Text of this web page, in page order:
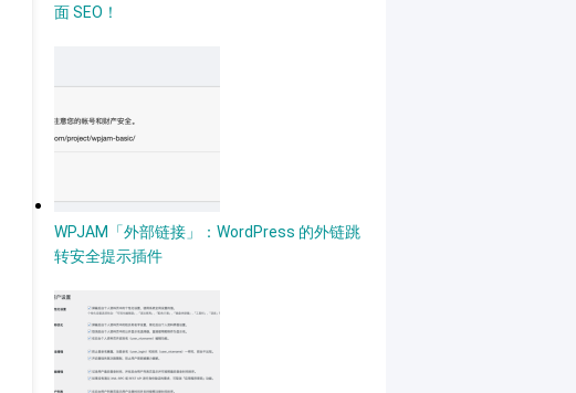
面 SEO！
WPJAM「外部链接」：WordPress 的外链跳
转安全提示插件